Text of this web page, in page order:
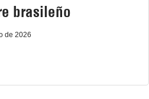
brasileño
de 2026